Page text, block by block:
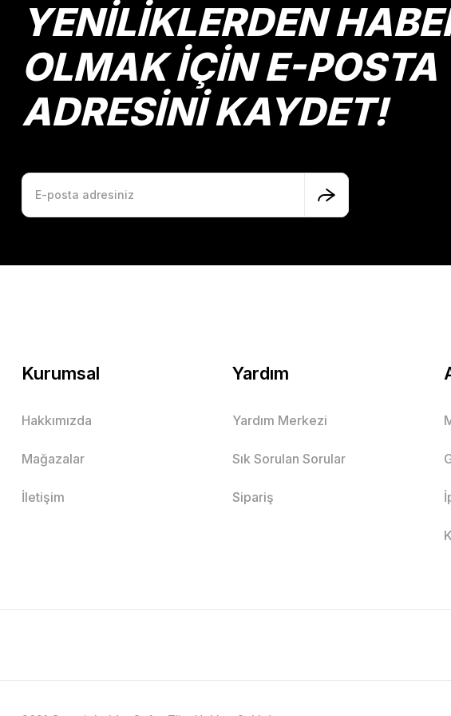
Ürün fiyatı diğer sitelerden daha pahalı.
Bu ürüne benzer farklı alternatifler olmalı.
YENİLİKLERDEN
OLMAK İÇİN E-POSTA
ADRESİNİ KAYDET!
Kurumsal
Hakkımızda
Mağazalar
İletişim
Yardım
Yardım Merkezi
Sık Sorulan Sorular
Sipariş